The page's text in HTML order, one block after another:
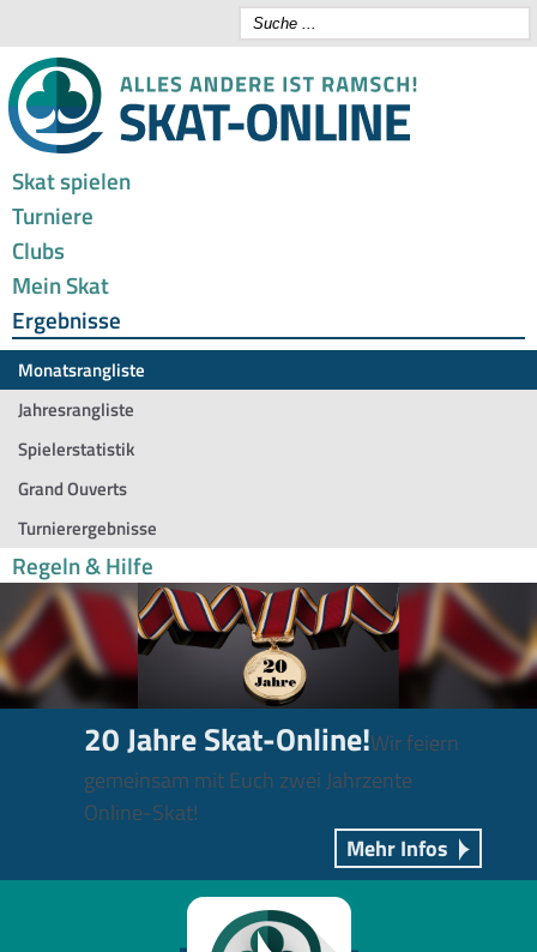
Skat spielen
Turniere
Clubs
Mein Skat
Ergebnisse
Monatsrangliste
Jahresrangliste
Spielerstatistik
Grand Ouverts
Turnierergebnisse
Regeln & Hilfe
20 Jahre Skat-Online!Wir feiern
gemeinsam mit Euch zwei Jahrzente
Online-Skat!
Mehr Infos